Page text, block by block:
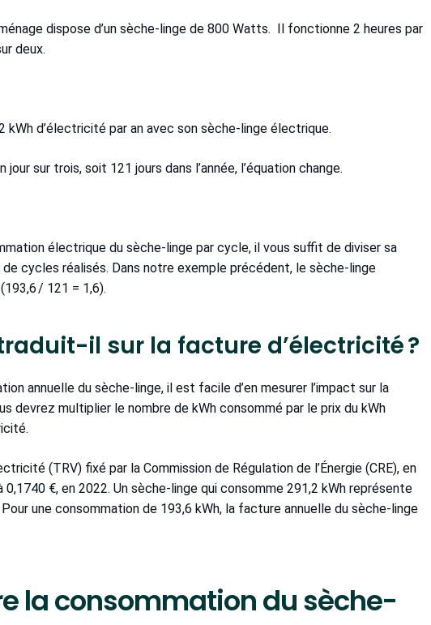
dispose d’un sèche-linge de 800 Watts. Il fonctionne 2 heures par
deux.
d’électricité par an avec son sèche-linge électrique.
sur trois, soit 121 jours dans l’année, l’équation change.
électrique du sèche-linge par cycle, il vous suffit de diviser sa
cycles réalisés. Dans notre exemple précédent, le sèche-linge
/ 121 = 1,6).
il sur la facture d’électricité ?
annuelle du sèche-linge, il est facile d’en mesurer l’impact sur la
devrez multiplier le nombre de kWh consommé par le prix du kWh
(TRV) fixé par la Commission de Régulation de l’Énergie (CRE), en
€, en 2022. Un sèche-linge qui consomme 291,2 kWh représente
une consommation de 193,6 kWh, la facture annuelle du sèche-linge
la consommation du sèche-